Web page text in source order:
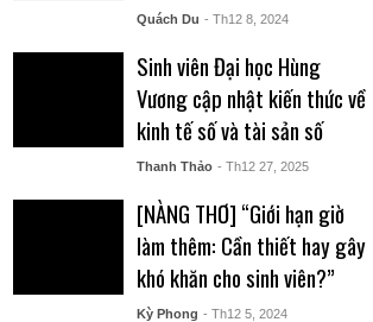
Quách Du - Th12 8, 2024
Sinh viên Đại học Hùng
Vương cập nhật kiến thức về
kinh tế số và tài sản số
Thanh Thảo - Th12 27, 2025
[NÀNG THƠ] “Giới hạn giờ
làm thêm: Cần thiết hay gây
khó khăn cho sinh viên?”
Kỳ Phong - Th12 5, 2024